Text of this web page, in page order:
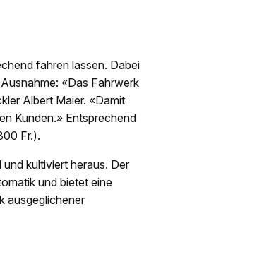
fahren lassen. Dabei
«Das Fahrwerk
Albert Maier. «Damit
Kunden.» Entsprechend
Fr.).
kultiviert heraus. Der
und bietet eine
ausgeglichener